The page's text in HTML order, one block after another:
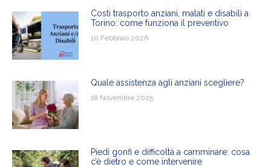
Costi trasporto anziani, malati e disabili a
Torino: come funziona il preventivo
10 Febbraio 2026
Quale assistenza agli anziani scegliere?
18 Novembre 2025
Piedi gonfi e difficoltà a camminare: cosa
c’è dietro e come intervenire